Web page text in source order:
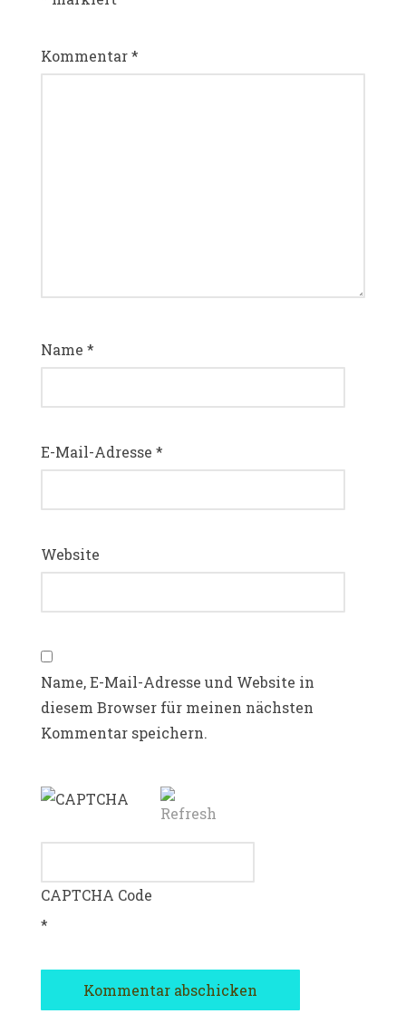
Kommentar*
Name *
E-Mail-Adresse *
Website
Name, E-Mail-Adresse und Website in
diesem Browser für meinen nächsten
Kommentar speichern.
CAPTCHA Code
*